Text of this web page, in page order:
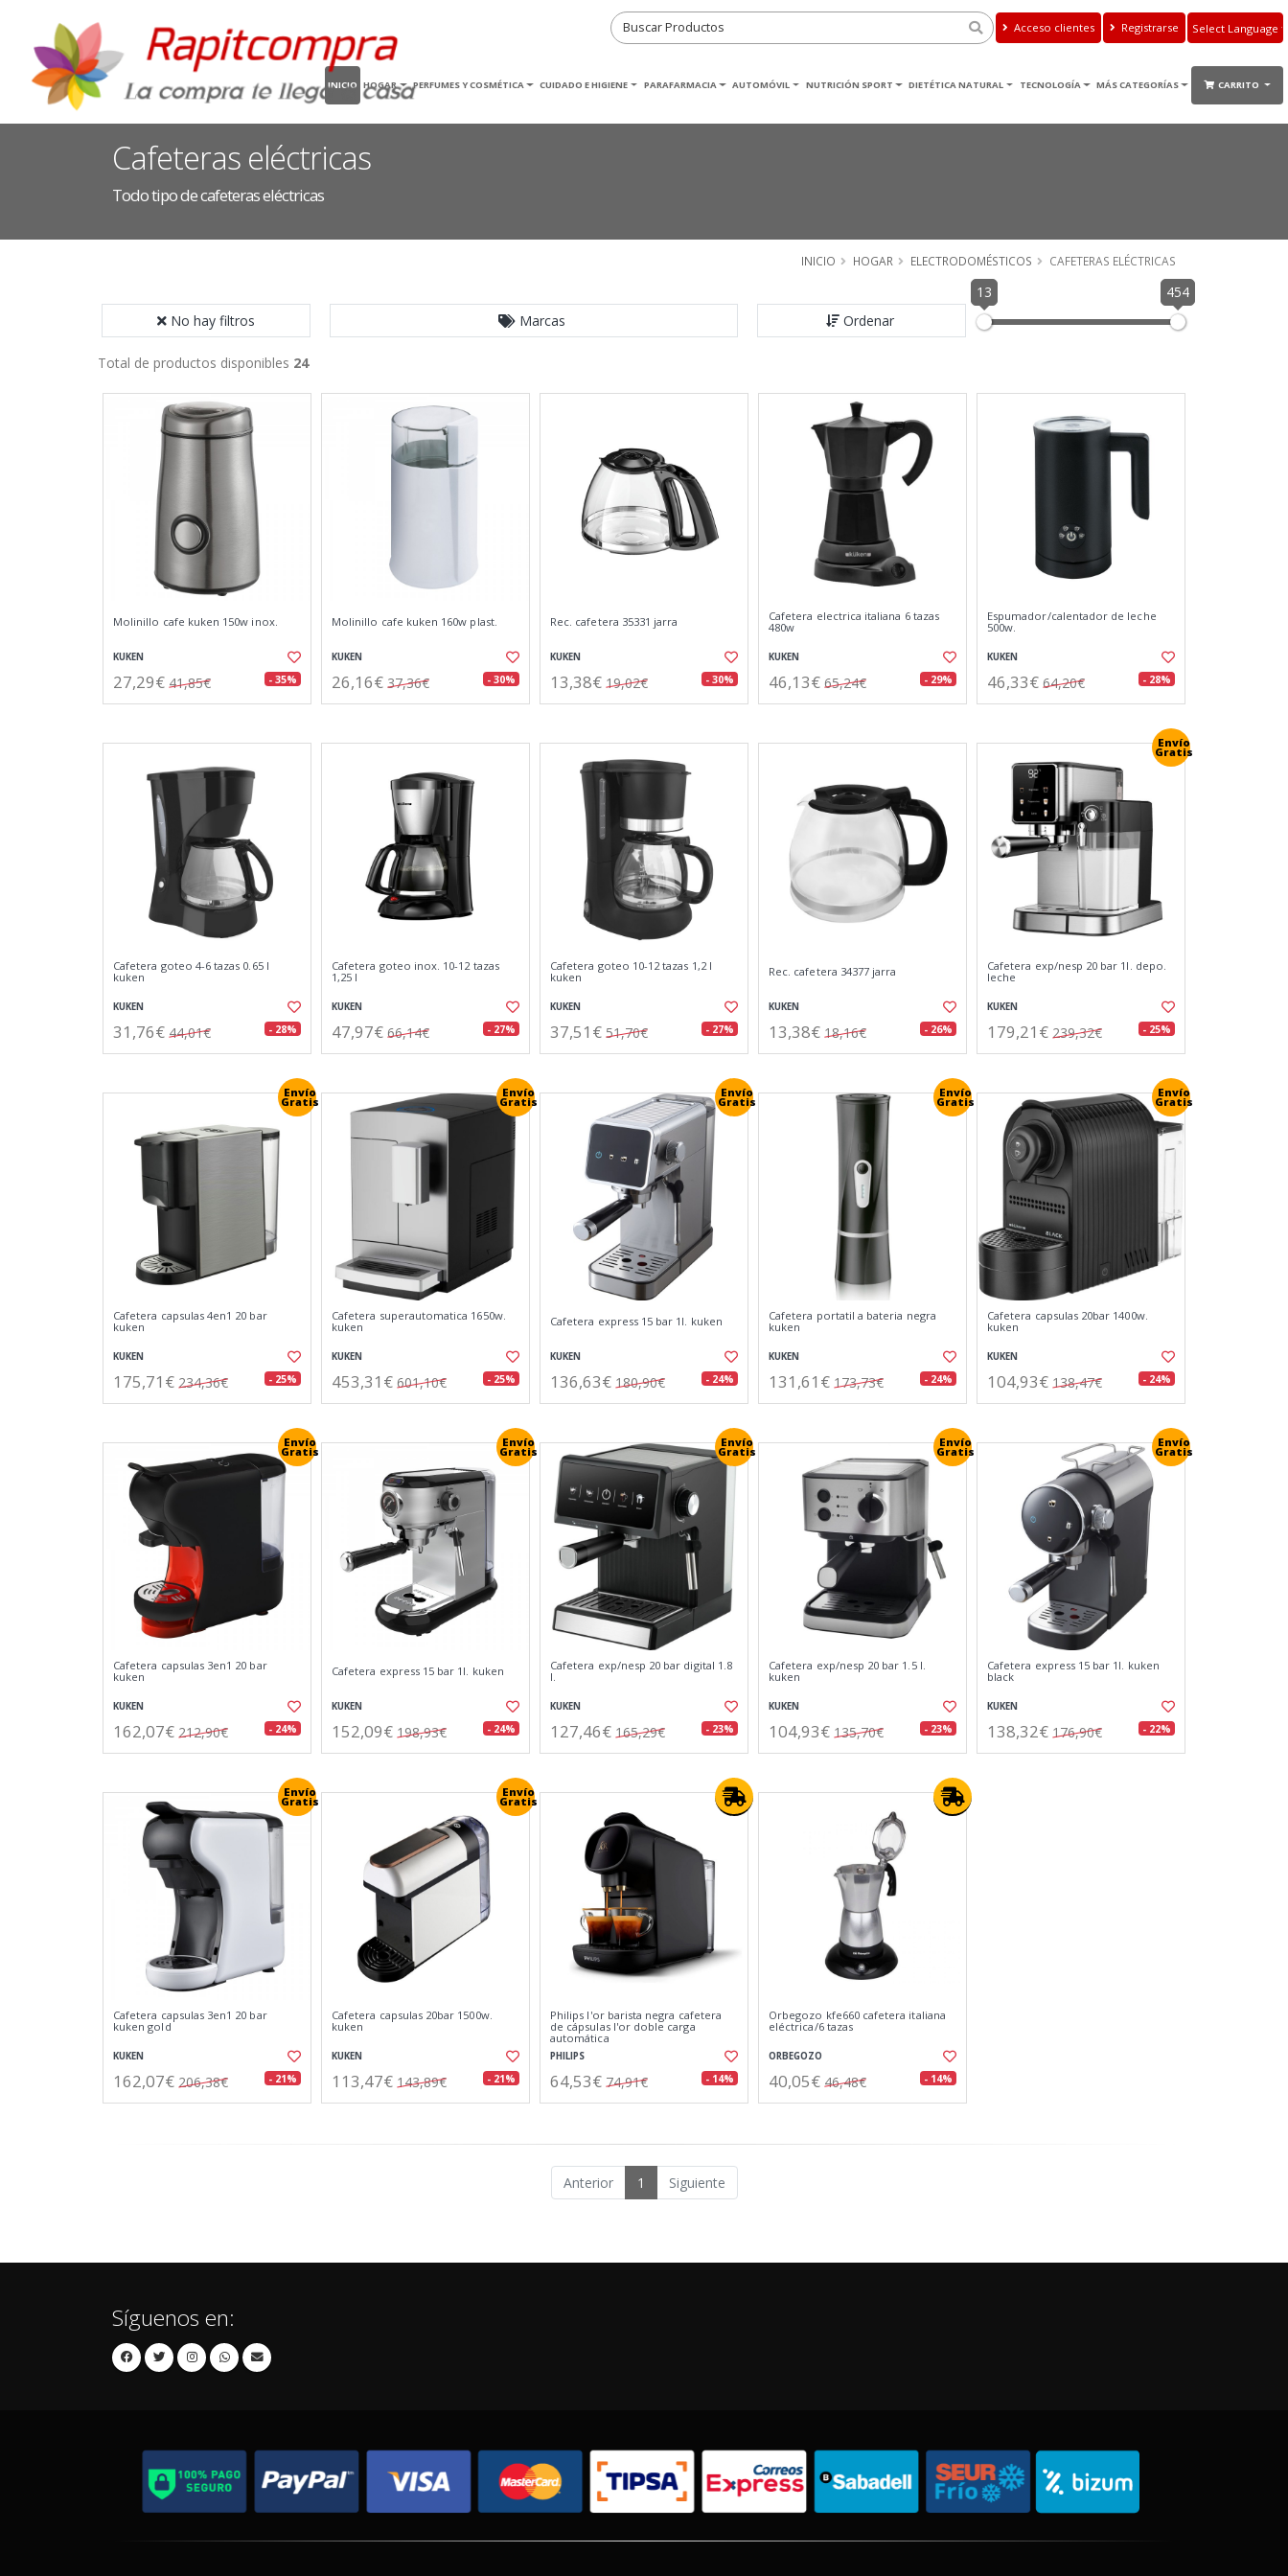
Acceso clientes Registrarse
Translate
INICIO HOGAR PERFUMES Y COSMÉTICA CUIDADO E HIGIENE PARAFARMACIA AUTOMÓVIL NUTRICIÓN SPORT DIETÉTICA NATURAL TECNOLOGÍA MÁS CATEGORÍAS CARRITO
Cafeteras eléctricas
Todo tipo de cafeteras eléctricas
INICIO HOGAR ELECTRODOMÉSTICOS CAFETERAS ELÉCTRICAS
No hay filtros Marcas Ordenar
13 454
Total de productos disponibles 24
Molinillo cafe kuken 150w inox.
KUKEN
27,29€ 41,85€ - 35%
Molinillo cafe kuken 160w plast.
KUKEN
26,16€ 37,36€ - 30%
Rec. cafetera 35331 jarra
KUKEN
13,38€ 19,02€ - 30%
Cafetera electrica italiana 6 tazas
480w
KUKEN
46,13€ 65,24€ - 29%
Espumador/calentador de leche
500w.
KUKEN
46,33€ 64,20€ - 28%
Cafetera goteo 4-6 tazas 0.65 l
kuken
KUKEN
31,76€ 44,01€ - 28%
Cafetera goteo inox. 10-12 tazas
1,25 l
KUKEN
47,97€ 66,14€ - 27%
Cafetera goteo 10-12 tazas 1,2 l
kuken
KUKEN
37,51€ 51,70€ - 27%
Rec. cafetera 34377 jarra
KUKEN
13,38€ 18,16€ - 26%
Envío
Gratis
Cafetera exp/nesp 20 bar 1l. depo.
leche
KUKEN
179,21€ 239,32€ - 25%
Envío
Gratis
Cafetera capsulas 4en1 20 bar
kuken
KUKEN
175,71€ 234,36€ - 25%
Envío
Gratis
Cafetera superautomatica 1650w.
kuken
KUKEN
453,31€ 601,10€ - 25%
Envío
Gratis
Cafetera express 15 bar 1l. kuken
KUKEN
136,63€ 180,90€ - 24%
Envío
Gratis
Cafetera portatil a bateria negra
kuken
KUKEN
131,61€ 173,73€ - 24%
Envío
Gratis
Cafetera capsulas 20bar 1400w.
kuken
KUKEN
104,93€ 138,47€ - 24%
Envío
Gratis
Cafetera capsulas 3en1 20 bar
kuken
KUKEN
162,07€ 212,90€ - 24%
Envío
Gratis
Cafetera express 15 bar 1l. kuken
KUKEN
152,09€ 198,93€ - 24%
Envío
Gratis
Cafetera exp/nesp 20 bar digital 1.8
l.
KUKEN
127,46€ 165,29€ - 23%
Envío
Gratis
Cafetera exp/nesp 20 bar 1.5 l.
kuken
KUKEN
104,93€ 135,70€ - 23%
Envío
Gratis
Cafetera express 15 bar 1l. kuken
black
KUKEN
138,32€ 176,90€ - 22%
Envío
Gratis
Cafetera capsulas 3en1 20 bar
kuken gold
KUKEN
162,07€ 206,38€ - 21%
Envío
Gratis
Cafetera capsulas 20bar 1500w.
kuken
KUKEN
113,47€ 143,89€ - 21%
Philips l'or barista negra cafetera
de cápsulas l'or doble carga
automática
PHILIPS
64,53€ 74,91€ - 14%
Orbegozo kfe660 cafetera italiana
eléctrica/6 tazas
ORBEGOZO
40,05€ 46,48€ - 14%
Anterior 1 Siguiente
Síguenos en: